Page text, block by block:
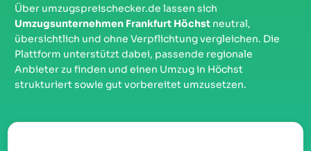
Über umzugspreischecker.de lassen sich
Umzugsunternehmen Frankfurt Höchst neutral,
übersichtlich und ohne Verpflichtung vergleichen. Die
Plattform unterstützt dabei, passende regionale
Anbieter zu finden und einen Umzug in Höchst
strukturiert sowie gut vorbereitet umzusetzen.